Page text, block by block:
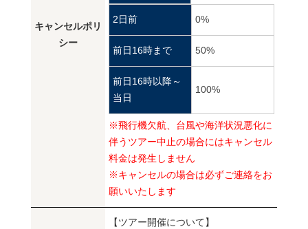
キャンセルポリ
シー
2日前 0%
前日16時まで 50%
前日16時以降～
当日
100%
※飛行機欠航、台風や海洋状況悪化に
伴うツアー中止の場合にはキャンセル
料金は発生しません
※キャンセルの場合は必ずご連絡をお
願いいたします
【ツアー開催について】